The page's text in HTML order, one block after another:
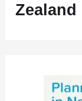
Zealand